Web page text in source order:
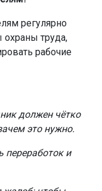
без страха.
навыки
охраны труда
что стандарт
работодателя —
добровольно,